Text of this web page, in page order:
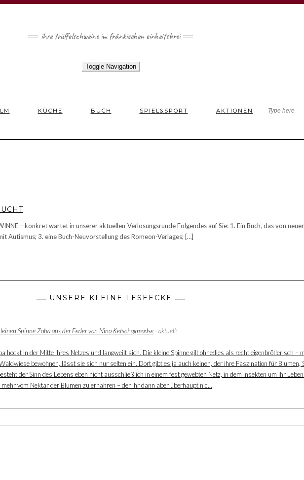
ihre trüffelschweine im fränkischen einheitsbrei
Toggle Navigation
KÜCHE BUCH SPIEL&SPORT AKTIONEN
– konkret wartet in unserer aktuellen Verlosungsrunde Folgendes auf Sie: 1. Ein Buch, das von
Autismus; 3. eine Buch-Neuvorstellung des Romeon-Verlages; […]
UNSERE KLEINE LESEECKE
Spinne Zoba aus der Feder von Nino Ketschagmadse- aktuell:
hockt in der Mitte ihres Netzes und langweilt sich. Die kleine Spinne gilt ohnedies als recht eigenbrötlerisch –
bewohnen, lässt sie sich nur selten ein. Dort gibt es ja auch keinen, der ihre Faszination für Blumen,
der Sinn des Lebens eben nicht ausschließlich in einem fest gewebten Netz, in dem Insekten um ihr
vom Nektar der Blumen zu ernähren – der ihr dann aber überhaupt nic...